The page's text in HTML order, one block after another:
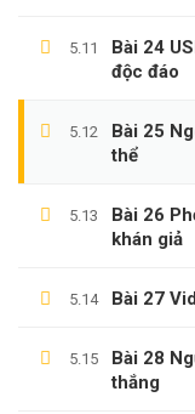
5.11
Bài 24
độc đáo
5.12
Bài 25
thể
5.13
Bài 26
khán giả
5.14 Bài 27
5.15
Bài 28
thắng
Phát Triển Bản Thân